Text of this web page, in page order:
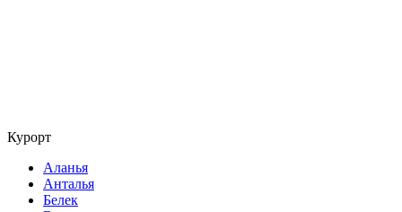
Курорт
Аланья
Анталья
Белек